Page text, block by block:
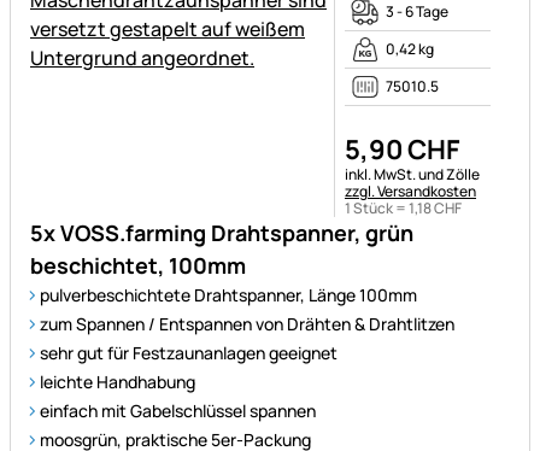
5x VOSS.farming Drahtspanner, grün
beschichtet, 100mm
pulverbeschichtete Drahtspanner, Länge 100mm
zum Spannen / Entspannen von Drähten & Drahtlitzen
sehr gut für Festzaunanlagen geeignet
leichte Handhabung
einfach mit Gabelschlüssel spannen
moosgrün, praktische 5er-Packung
3 - 6 Tage
0,42 kg
75010.5
5,90CHF
Steuerhinweis:
inkl. MwSt. und Zölle
zzgl. Versandkosten
1 Stück =1,18CHF